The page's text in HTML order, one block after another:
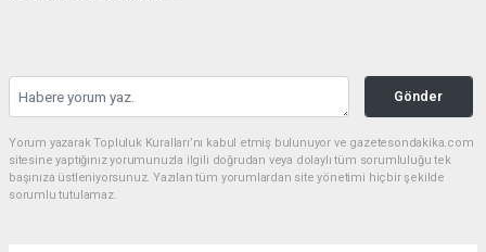
Gönder
Yorum yazarak Topluluk Kuralları’nı kabul etmiş bulunuyor ve gazetesondakika.com
sitesine yaptığınız yorumunuzla ilgili doğrudan veya dolaylı tüm sorumluluğu tek
başınıza üstleniyorsunuz. Yazılan tüm yorumlardan site yönetimi hiçbir şekilde
sorumlu tutulamaz.